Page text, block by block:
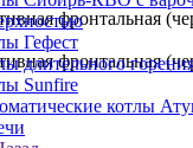
Гефест
длительного
Sunfire
котлы